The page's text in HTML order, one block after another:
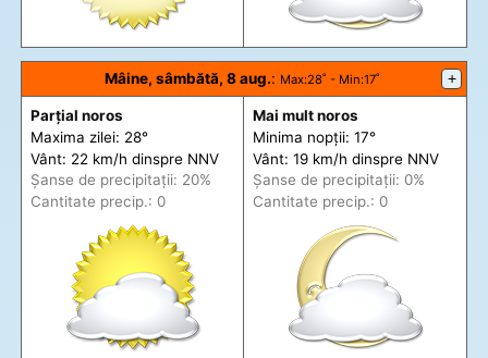
Mâine, sâmbătă, 8 aug.: Max:28˚ - Min:17˚ +
Parțial noros
Maxima zilei: 28°
Vânt: 22 km/h dinspre NNV
Șanse de precipitații: 20%
Cantitate precip.: 0
Mai mult noros
Minima nopții: 17°
Vânt: 19 km/h dinspre NNV
Șanse de precipitații: 0%
Cantitate precip.: 0